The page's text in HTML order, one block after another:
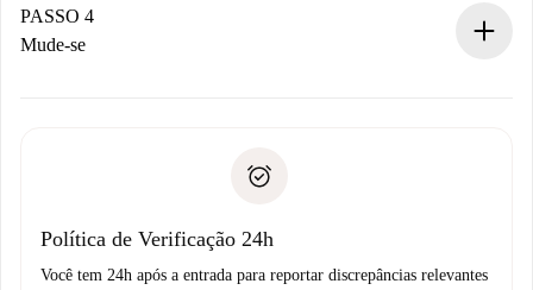
proprietário.
Se recusada: não cobraremos nada e ofereceremos
Débito direto bancário
PASSO 4
Mude-se
não comunicar nenhum problema.
Política de Verificação 24h
Você tem 24h após a entrada para reportar discrepâncias relevantes